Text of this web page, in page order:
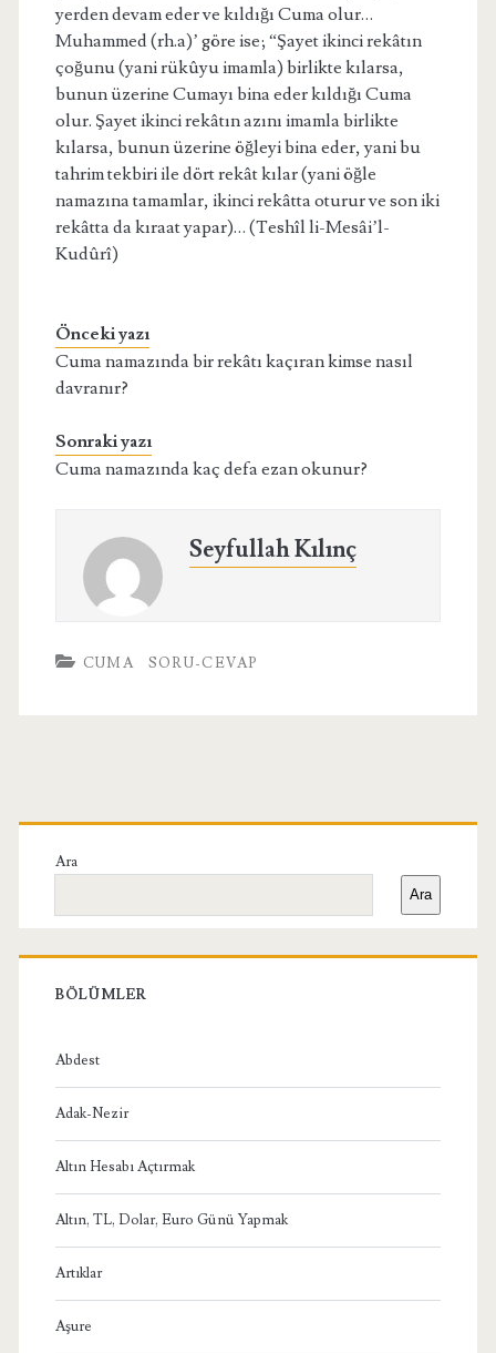
yerden devam eder ve kıldığı Cuma olur…
Muhammed (rh.a)’ göre ise; “Şayet ikinci rekâtın
çoğunu (yani rükûyu imamla) birlikte kılarsa,
bunun üzerine Cumayı bina eder kıldığı Cuma
olur. Şayet ikinci rekâtın azını imamla birlikte
kılarsa, bunun üzerine öğleyi bina eder, yani bu
tahrim tekbiri ile dört rekât kılar (yani öğle
namazına tamamlar, ikinci rekâtta oturur ve son iki
rekâtta da kıraat yapar)… (Teshîl li-Mesâi’l-
Kudûrî)
Önceki yazı
Cuma namazında bir rekâtı kaçıran kimse nasıl
davranır?
Sonraki yazı
Cuma namazında kaç defa ezan okunur?
Seyfullah Kılınç
CUMA SORU-CEVAP
Birincil
Yan
Menü
Ara
Ara
BÖLÜMLER
Abdest
Adak-Nezir
Altın Hesabı Açtırmak
Altın, TL, Dolar, Euro Günü Yapmak
Artıklar
Aşure